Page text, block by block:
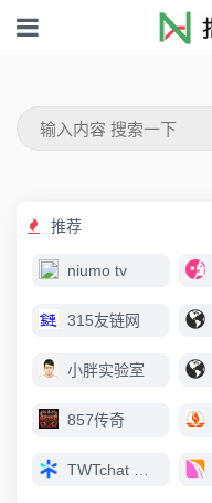
推荐
niumo tv
315友链网
小胖实验室
857传奇
TWTchat 智能客服